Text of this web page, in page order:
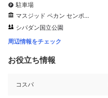
駐車場
マスジッド ペカン センポルナ
シパダン国立公園
周辺情報をチェック
お役立ち情報
コスパ